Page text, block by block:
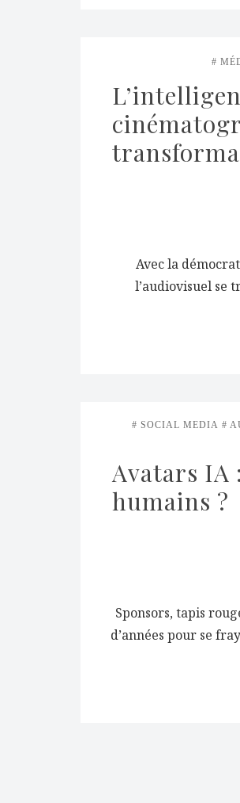
Avec la
l’audiovisuel se
SOCIAL MEDIA
Avatars IA
humains ?
Sponsors, tapis
d’années pour se